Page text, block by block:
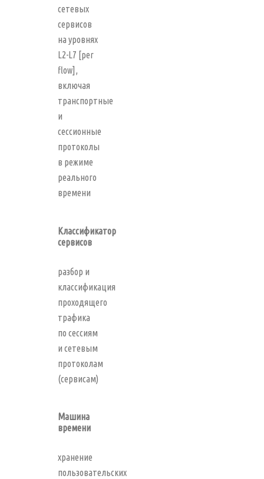
сетевых
сервисов
на уровнях
L2-L7 [per
flow],
включая
транспортные
и
сессионные
протоколы
в режиме
реального
времени
Классификатор
сервисов
разбор и
классификация
проходящего
трафика
по сессиям
и сетевым
протоколам
(сервисам)
Машина
времени
хранение
пользовательских